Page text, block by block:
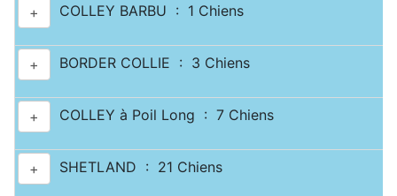
+ COLLEY BARBU : 1 Chiens
+ BORDER COLLIE : 3 Chiens
+ COLLEY à Poil Long : 7 Chiens
+ SHETLAND : 21 Chiens